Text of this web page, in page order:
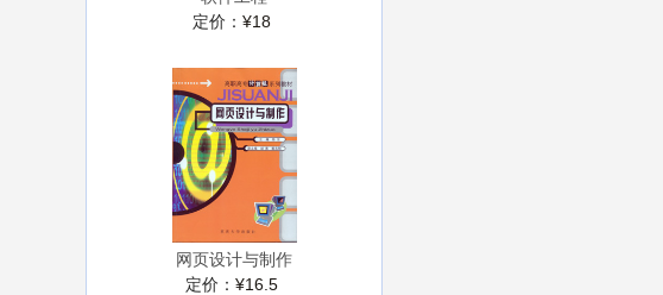
定价： ¥18
网页设计与制作
定价： ¥16.5